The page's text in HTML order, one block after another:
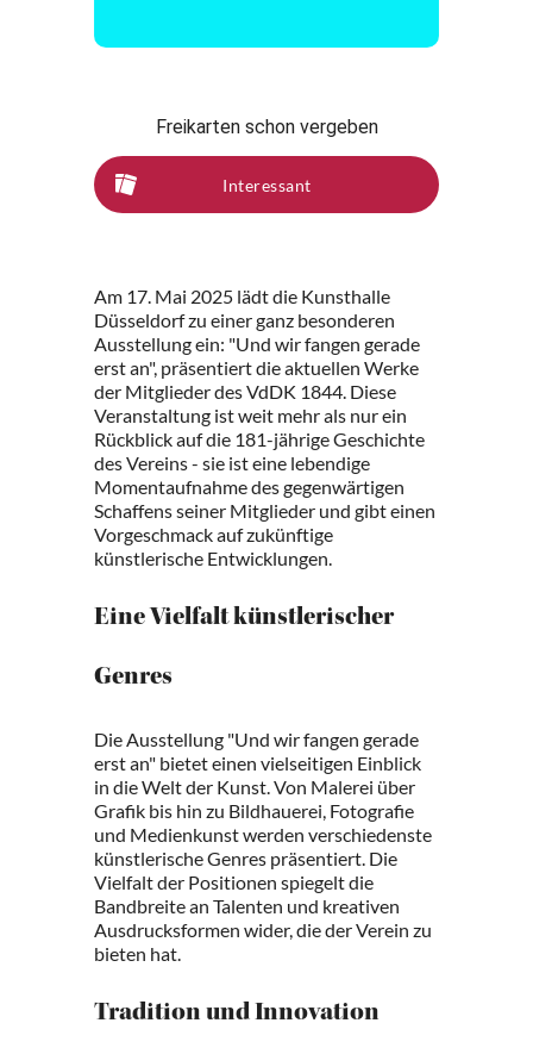
Freikarten schon vergeben
Interessant
Am 17. Mai 2025 lädt die Kunsthalle
Düsseldorf zu einer ganz besonderen
Ausstellung ein: "Und wir fangen gerade
erst an", präsentiert die aktuellen Werke
der Mitglieder des VdDK 1844. Diese
Veranstaltung ist weit mehr als nur ein
Rückblick auf die 181-jährige Geschichte
des Vereins - sie ist eine lebendige
Momentaufnahme des gegenwärtigen
Schaffens seiner Mitglieder und gibt einen
Vorgeschmack auf zukünftige
künstlerische Entwicklungen.
Eine Vielfalt künstlerischer
Genres
Die Ausstellung "Und wir fangen gerade
erst an" bietet einen vielseitigen Einblick
in die Welt der Kunst. Von Malerei über
Grafik bis hin zu Bildhauerei, Fotografie
und Medienkunst werden verschiedenste
künstlerische Genres präsentiert. Die
Vielfalt der Positionen spiegelt die
Bandbreite an Talenten und kreativen
Ausdrucksformen wider, die der Verein zu
bieten hat.
Tradition und Innovation